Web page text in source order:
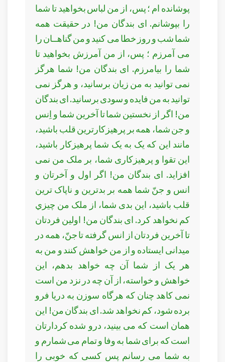
پوشانده ام ؛ پس، از من لباس بخواهيد تا شما
را بپوشانم. ای بندگان من! در حقيقت همه
شما شب و روز خطا می كنيد و من گناهــان را
می آمرزم ؛ پس، از من آمرزش بخواهيد تا
شما را بيامرزم. ای بندگان من! شما هرگز
نمی توانيد به من زيان برسانيد، و هرگز نمی
توانيد به من فايده و سودی برسانيد. ای بندگان
من! اگر از نخستين شما تا آخرين شما و اِنس
و جن شما، همه بر پرهيزكارترين قلب باشيد،
مانند اين كه يک به يک شما پرهيزكار باشيد،
اين تقوا و پرهيزكاری شما، بر ملک من نمی
افزايد. ای بندگان من! اگر اول و آخرتان و
انس و جنّ شما همه بر بدترين و ناپاک ترين
قلب باشيد، اين بدی شما، از ملک من چيزي
كم نخواهد كرد. ای بندگان من! اولين فردتان
تا آخرين فردتان از انس گرفته تا جنّ، همه در
ميدانی ايستاده و از من خواهش كنند و من به
هر يک از شما آن چه خواهد بدهم، اين
خواهش و خواسته، از آن چه در نزد من است
نمی كاهد چنان كه هرگاه سوزن به دريا فرو
برده شود، كم نخواهد شد. ای بندگان من! اين
همان است كه می بينيد، درو شده كردارتان
است كه برای شما به وفا و تمام می شمارم و
به شما می رسانم پس كسی كه خوبی را